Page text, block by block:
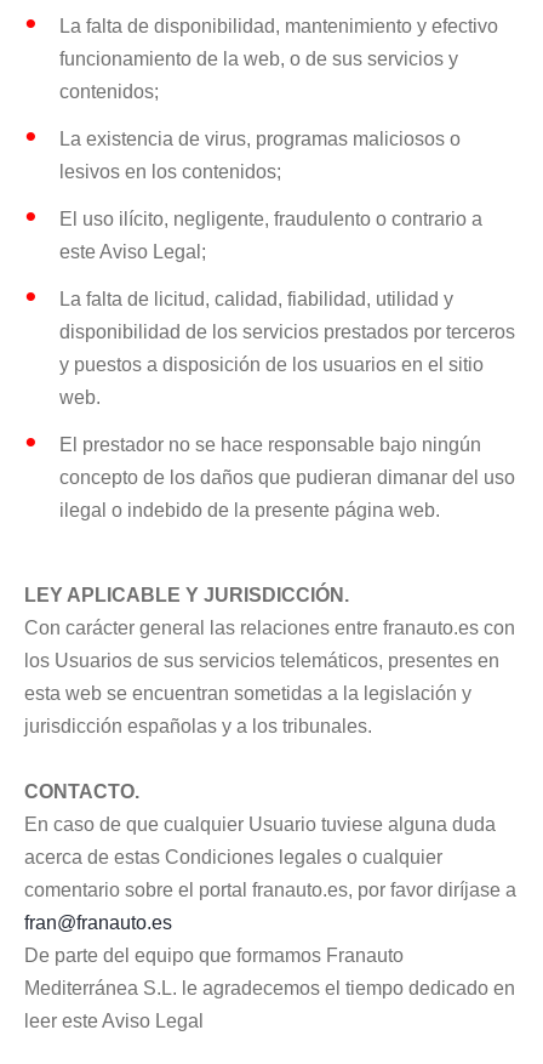
La falta de disponibilidad, mantenimiento y efectivo
funcionamiento de la web, o de sus servicios y
contenidos;
La existencia de virus, programas maliciosos o
lesivos en los contenidos;
El uso ilícito, negligente, fraudulento o contrario a
este Aviso Legal;
La falta de licitud, calidad, fiabilidad, utilidad y
disponibilidad de los servicios prestados por terceros
y puestos a disposición de los usuarios en el sitio
web.
El prestador no se hace responsable bajo ningún
concepto de los daños que pudieran dimanar del uso
ilegal o indebido de la presente página web.
LEY APLICABLE Y JURISDICCIÓN.
Con carácter general las relaciones entre franauto.es con
los Usuarios de sus servicios telemáticos, presentes en
esta web se encuentran sometidas a la legislación y
jurisdicción españolas y a los tribunales.
CONTACTO.
En caso de que cualquier Usuario tuviese alguna duda
acerca de estas Condiciones legales o cualquier
comentario sobre el portal franauto.es, por favor diríjase a
fran@franauto.es
De parte del equipo que formamos Franauto
Mediterránea S.L. le agradecemos el tiempo dedicado en
leer este Aviso Legal